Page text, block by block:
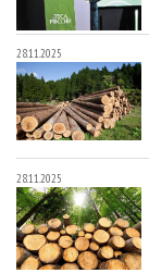
28.11.2025
28.11.2025